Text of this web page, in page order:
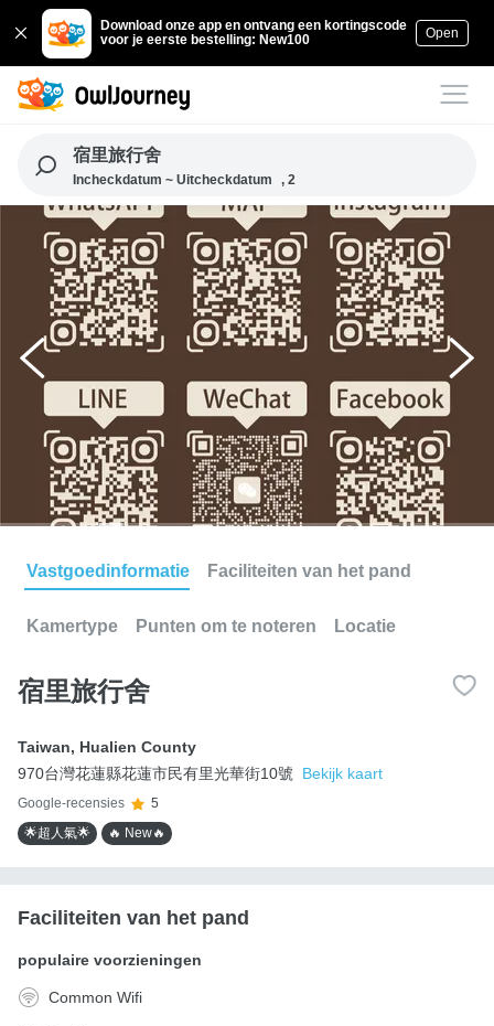
Download onze app en ontvang een kortingscode
voor je eerste bestelling: New100
Open
宿里旅行舍
Incheckdatum ~ Uitcheckdatum , 2
Vastgoedinformatie Faciliteiten van het pand
Kamertype Punten om te noteren Locatie
宿里旅行舍
Taiwan, Hualien County
970台灣花蓮縣花蓮市民有里光華街10號
Bekijk kaart
Google-recensies
5
🌟超人氣🌟
🔥 New🔥
Faciliteiten van het pand
populaire voorzieningen
Common Wifi